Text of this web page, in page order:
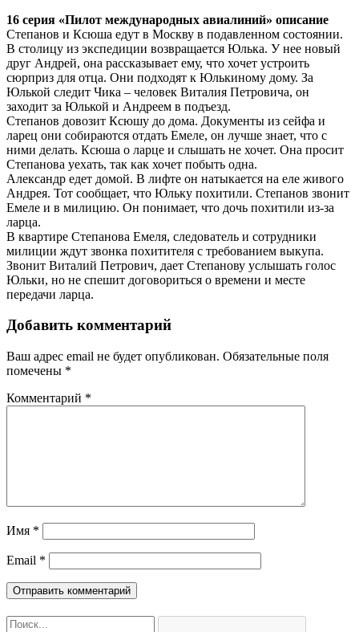
16 серия «Пилот международных авиалиний» описание
Степанов и Ксюша едут в Москву в подавленном состоянии.
В столицу из экспедиции возвращается Юлька. У нее новый
друг Андрей, она рассказывает ему, что хочет устроить
сюрприз для отца. Они подходят к Юлькиному дому. За
Юлькой следит Чика – человек Виталия Петровича, он
заходит за Юлькой и Андреем в подъезд.
Степанов довозит Ксюшу до дома. Документы из сейфа и
ларец они собираются отдать Емеле, он лучше знает, что с
ними делать. Ксюша о ларце и слышать не хочет. Она просит
Степанова уехать, так как хочет побыть одна.
Александр едет домой. В лифте он натыкается на еле живого
Андрея. Тот сообщает, что Юльку похитили. Степанов звонит
Емеле и в милицию. Он понимает, что дочь похитили из-за
ларца.
В квартире Степанова Емеля, следователь и сотрудники
милиции ждут звонка похитителя с требованием выкупа.
Звонит Виталий Петрович, дает Степанову услышать голос
Юльки, но не спешит договориться о времени и месте
передачи ларца.
Добавить комментарий
Ваш адрес email не будет опубликован. Обязательные поля
помечены *
Комментарий *
Имя *
Email *